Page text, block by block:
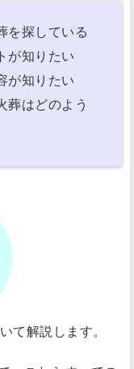
を探している
が知りたい
が知りたい
葬はどのよう
て解説します。